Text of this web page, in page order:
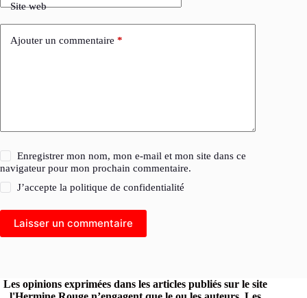
Site web
Ajouter un commentaire *
Enregistrer mon nom, mon e-mail et mon site dans ce
navigateur pour mon prochain commentaire.
J’accepte lapolitique de confidentialité
Laisser un commentaire
Les opinions exprimées dans les articles publiés sur le site